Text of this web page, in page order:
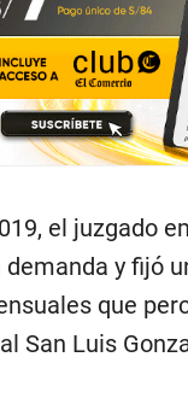
el juzgado
y fijó
que
San Luis